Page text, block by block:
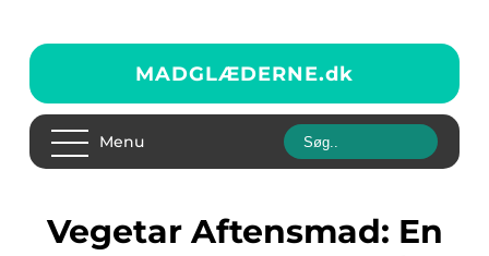
MADGLÆDERNE.dk
Menu
Vegetar Aftensmad: En